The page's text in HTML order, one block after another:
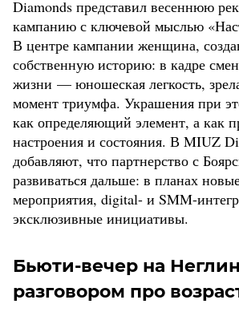
Diamonds представил весеннюю
кампанию с ключевой мыслью
В центре кампании женщина,
собственную историю: в кадре
жизни — юношеская легкость,
момент триумфа. Украшения при
как определяющий элемент, а как
настроения и состояния. В MIUZ
добавляют, что партнерство с
развиваться дальше: в планах
мероприятия, digital- и SMM-
эксклюзивные инициативы.
Бьюти-вечер на
разговором про